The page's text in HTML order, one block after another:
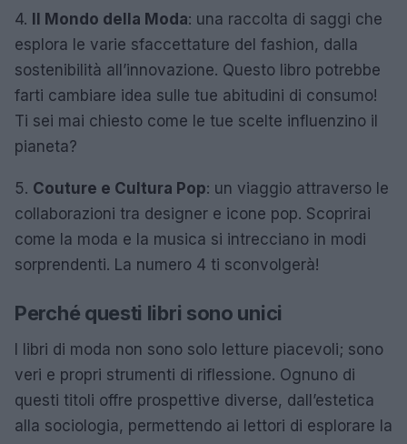
4. Il Mondo della Moda: una raccolta di saggi che
esplora le varie sfaccettature del fashion, dalla
sostenibilità all’innovazione. Questo libro potrebbe
farti cambiare idea sulle tue abitudini di consumo!
Ti sei mai chiesto come le tue scelte influenzino il
pianeta?
5. Couture e Cultura Pop: un viaggio attraverso le
collaborazioni tra designer e icone pop. Scoprirai
come la moda e la musica si intrecciano in modi
sorprendenti. La numero 4 ti sconvolgerà!
Perché questi libri sono unici
I libri di moda non sono solo letture piacevoli; sono
veri e propri strumenti di riflessione. Ognuno di
questi titoli offre prospettive diverse, dall’estetica
alla sociologia, permettendo ai lettori di esplorare la